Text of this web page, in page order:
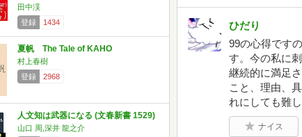
田中渓
登録
1434
夏帆 The Tale of KAHO
村上春樹
登録
2968
人文知は武器になる (文春新書 1529)
山口 周,深井 龍之介
ひだり
99の心得です
す。今の私に
継続的に満足
こと、理由、
れにしても難
ナイス